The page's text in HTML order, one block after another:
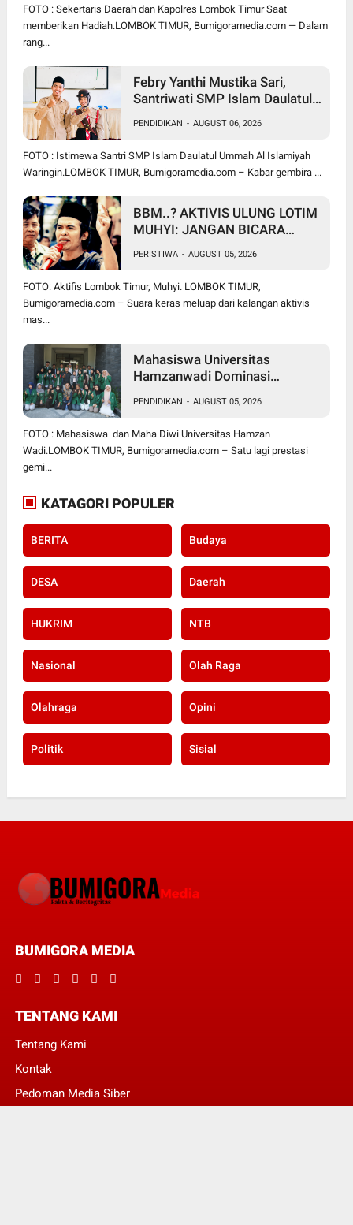
FOTO : Sekertaris Daerah dan Kapolres Lombok Timur Saat
memberikan Hadiah.LOMBOK TIMUR, Bumigoramedia.com — Dalam
rang...
Febry Yanthi Mustika Sari,
Santriwati SMP Islam Daulatul
Lolos Jambore Nasional di
Cibubur
PENDIDIKAN - AUGUST 06, 2026
FOTO : Istimewa Santri SMP Islam Daulatul Ummah Al Islamiyah
Waringin.LOMBOK TIMUR, Bumigoramedia.com – Kabar gembira ...
BBM..? AKTIVIS ULUNG LOTIM
MUHYI: JANGAN BICARA
BUPATI WAJIB CARI SOLUSI,
BUKAN SURUH RAKYAT DIAM
DI RUMAH
PERISTIWA - AUGUST 05, 2026
FOTO: Aktifis Lombok Timur, Muhyi. LOMBOK TIMUR,
Bumigoramedia.com – Suara keras meluap dari kalangan aktivis
mas...
Mahasiswa Universitas
Hamzanwadi Dominasi
Harumkan NTB di Tingkat
Nasional
PENDIDIKAN - AUGUST 05, 2026
FOTO : Mahasiswa dan Maha Diwi Universitas Hamzan
Wadi.LOMBOK TIMUR, Bumigoramedia.com – Satu lagi prestasi
gemi...
KATAGORI POPULER
BERITA Budaya
DESA Daerah
HUKRIM NTB
Nasional Olah Raga
Olahraga Opini
Politik Sisial
BUMIGORA MEDIA
TENTANG KAMI
Tentang Kami
Kontak
Pedoman Media Siber